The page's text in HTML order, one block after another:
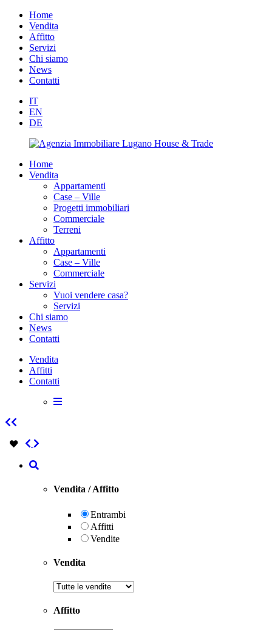
Home
Vendita
Affitto
Servizi
Chi siamo
News
Contatti
IT
EN
DE
Home
Vendita
Appartamenti
Case – Ville
Progetti immobiliari
Commerciale
Terreni
Affitto
Appartamenti
Case – Ville
Commerciale
Servizi
Vuoi vendere casa?
Servizi
Chi siamo
News
Contatti
Vendita
Affitti
Contatti
Vendita / Affitto
Entrambi
Affitti
Vendite
Vendita
Affitto